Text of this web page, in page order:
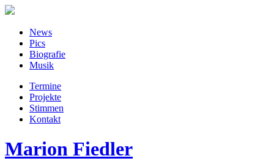
News
Pics
Biografie
Musik
Termine
Projekte
Stimmen
Kontakt
Marion Fiedler